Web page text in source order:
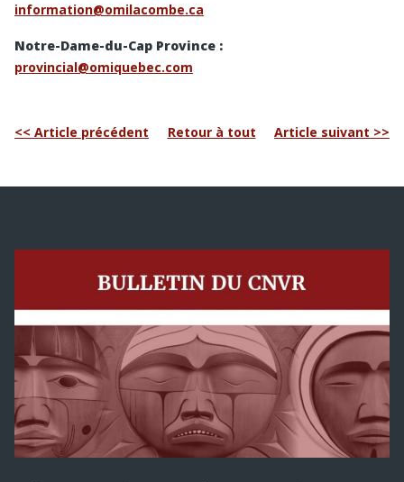
information@omilacombe.ca
Notre-Dame-du-Cap Province :
provincial@omiquebec.com
<< Article précédent Retour à tout Article suivant >>